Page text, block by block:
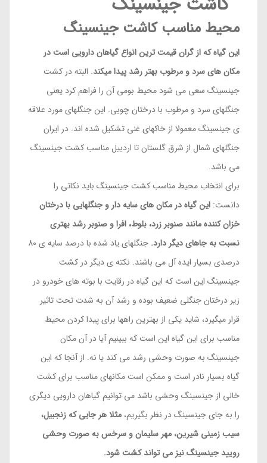
محیط مناسب کاشت جینسینگ
این گیاه که از گران قیمت ترین انواع گیاهان دارویی است در
مکان های سرد و مرطوب بهتر رشد پیدا میکند. البته در کشت
جینسینگ سعی می شود محیط بومی آن را فراهم کرد یعنی
جنگلهای سرد و مرطوب با درختان چوبی. این جنگلهای مورد علاقه
ی جینسینگ معمولا از خاکهای غنی تشکیل شده اند. در ایران
جنگلهای شمال از شرق گلستان تا اردبیل مناسب کشت جینسینگ
می باشد.
برای انتخاب محیط مناسب کشت جینسینگ باید نکاتی را
دانست: این گیاه در مکان های سایه دار و جنگلهایی با درختان
خزان کننده مانند صنوبر زرد، بلوط، افرا و صنوبر رشد بهتری
نسبت به جاهای دیگر دارد.
جنگلهای یاد شده با درصد سایه ی 80
درصدی بسیار ایده آل می باشند. نکته ی دیگر در کشت
جینسینگ این است که این گیاه در رقایت با بوته های خودرو در
زیر درختان جنگلی ضعیف بوده و رشد آن به شدت تحت تاثیر
قرار میگیرد، شاید یکی از بهترین راهها برای پیدا کردن محیط
مناسب برای این گیاه این است که ببینیم آیا در آن مکان
جینسینگ به صورت وحشی رشد می کند یا نه. از آنجا که این
گیاه بسیار نادر است و ممکن است مکانهای مناسب برای کشت
خالی از جینسینگ وحشی باشد می توانیم گیاهان دارویی دیگری
را به جای جینسینگ در نظر بگیریم، مثلا هر جایی که زنجبیل،
سیب زمینی شیرین، مهر سلیمان و سرخس به صورت وحشی
رویید جینسینگ نیز می تواند کشت شود.